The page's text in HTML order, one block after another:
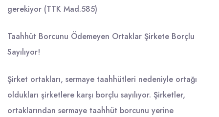
gerekiyor (TTK Mad.585)
Taahhüt Borcunu Ödemeyen Ortaklar Şirkete Borçlu
Sayılıyor!
Şirket ortakları, sermaye taahhütleri nedeniyle ortağı
oldukları şirketlere karşı borçlu sayılıyor. Şirketler,
ortaklarından sermaye taahhüt borcunu yerine